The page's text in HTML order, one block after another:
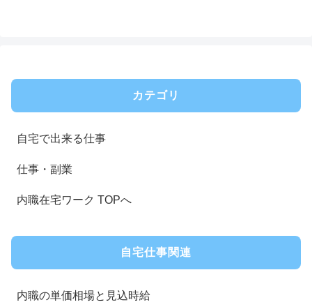
カテゴリ
自宅で出来る仕事
仕事・副業
内職在宅ワーク TOPへ
自宅仕事関連
内職の単価相場と見込時給